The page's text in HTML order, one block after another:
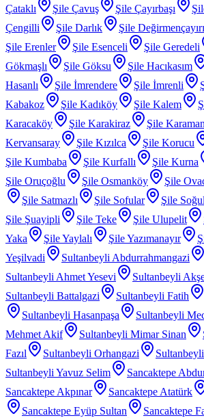
Çataklı
Şile Çavuş Şile Çayırbaşı
Çengilli
Şile Darlık Şile Değirmençayırı
Şile Erenler
Şile Esenceli Şile Geredeli
Gökmaşlı
Şile Göksu Şile Hacıkasım
Hasanlı
Şile İmrendere Şile İmrenli
Kabakoz
Şile Kadıköy Şile Kalem
Karacaköy
Şile Karakiraz Şile
Kervansaray
Şile Kızılca Şile Korucu
Şile Kumbaba
Şile Kurfallı Şile Kurna
Şile Oruçoğlu
Şile Osmanköy Şile
Şile Satmazlı
Şile Sofular Şile
Şile Şuayipli
Şile Teke Şile Ulupelit
Yaka
Şile Yaylalı Şile Yazımanayır
Yeşilvadi
Sultanbeyli Abdurrahmangazi
Sultanbeyli Ahmet Yesevi
Sultanbeyli
Sultanbeyli Battalgazi
Sultanbeyli Fatih
Sultanbeyli Hasanpaşa
Sultanbeyli
Mehmet Akif
Sultanbeyli Mimar Sinan
Fazıl
Sultanbeyli Orhangazi
Sultanbeyli Yavuz Selim
Sancaktepe
Sancaktepe Akpınar
Sancaktepe Atatürk
Sancaktepe Eyüp Sultan
Sancaktepe